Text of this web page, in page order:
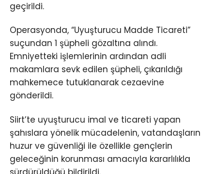
geçirildi.
Operasyonda, “Uyuşturucu Madde Ticareti”
suçundan 1 şüpheli gözaltına alındı.
Emniyetteki işlemlerinin ardından adli
makamlara sevk edilen şüpheli, çıkarıldığı
mahkemece tutuklanarak cezaevine
gönderildi.
Siirt’te uyuşturucu imal ve ticareti yapan
şahıslara yönelik mücadelenin, vatandaşların
huzur ve güvenliği ile özellikle gençlerin
geleceğinin korunması amacıyla kararlılıkla